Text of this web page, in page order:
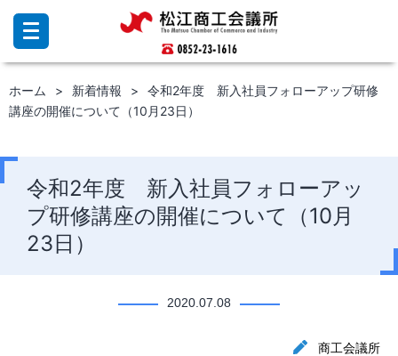
ン
ツ
へ
ホーム 新着情報
令和2年度 新入社員フォローアップ研修
講座の開催について（10月23日）
令和2年度 新入社員フォローアッ
プ研修講座の開催について（10月
23日）
2020.07.08
商工会議所